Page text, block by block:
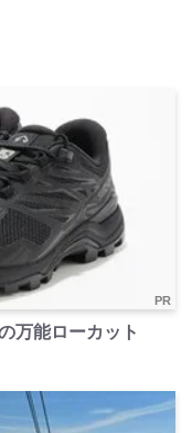
PR
万能ローカット